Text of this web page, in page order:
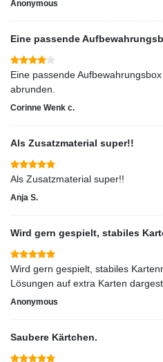
Anonymous
Eine passende
Eine passende
abrunden.
Corinne Wenk c.
Als Zusatzmaterial super!!
Als Zusatzmaterial super!!
Anja S.
Wird gern gespielt, stabiles
Wird gern gespielt, stabiles
Lösungen auf extra Karten
Anonymous
Saubere Kärtchen.